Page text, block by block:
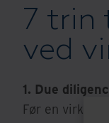
7 trin
ved
1. Due
Før en